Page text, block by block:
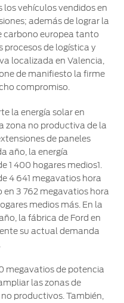
vehículos vendidos en
además de lograr la
carbono europea tanto
procesos de logística y
localizada en Valencia,
de manifiesto la firme
compromiso.
la energía solar en
zona no productiva de la
de paneles
año, la energía
400 hogares medios1.
4 641 megavatios hora
3 762 megavatios hora
medios más. En la
la fábrica de Ford en
su actual demanda
megavatios de potencia
las zonas de
productivos. También,